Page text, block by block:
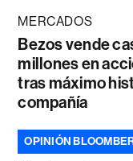
MERCADOS
Bezos vende
millones en
tras máximo
compañía
OPINIÓN